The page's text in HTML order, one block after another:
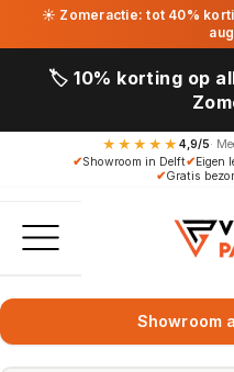
☀ Zomeractie: tot 40%
🏷️ 10% korting op
★★★★★ 4,9/5·
✔Showroom in Delft✔Eigen
✔Gratis
Showroom